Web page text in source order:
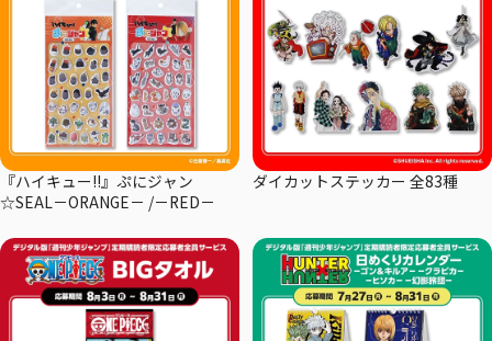
『ハイキュー!!』ぷにジャン
☆SEAL－ORANGE－ /－RED－
ダイカットステッカー 全83種